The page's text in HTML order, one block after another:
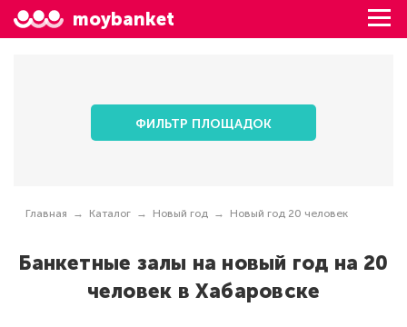
moybanket
ФИЛЬТР ПЛОЩАДОК
Главная Каталог Новый год Новый год 20 человек
Банкетные залы на новый год на 20
человек в Хабаровске